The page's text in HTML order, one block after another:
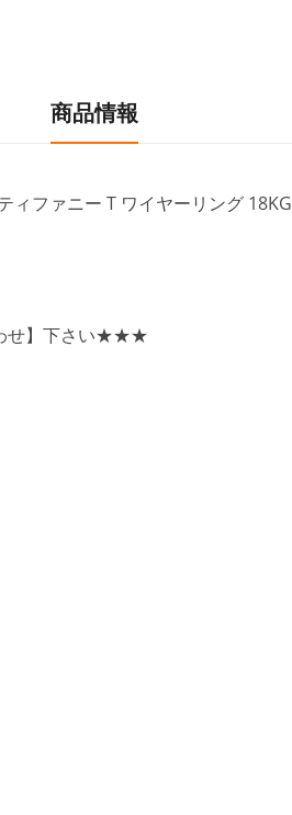
商品情報
ィファニー T ワイヤーリング 18KG
せ】下さい★★★